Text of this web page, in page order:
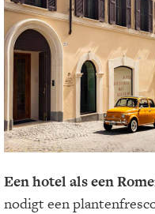
Een hotel als een
nodigt een